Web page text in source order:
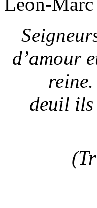
d’amour
deuil ils